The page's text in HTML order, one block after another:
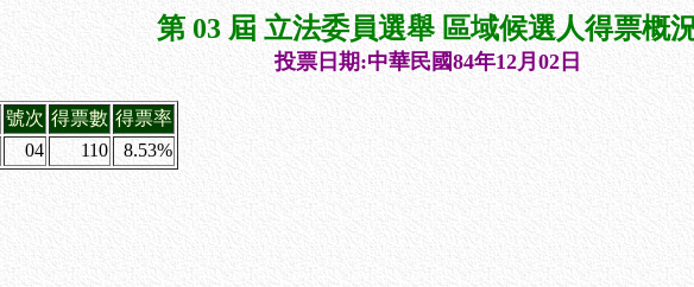
第 03 屆 立法委員選舉 區域候選人得票概
投票日期:中華民國84年12月02日
號次 得票數 得票率
04 110 8.53%